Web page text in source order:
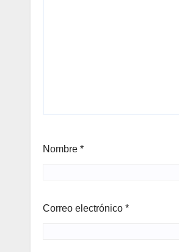
Nombre *
Correo electrónico *